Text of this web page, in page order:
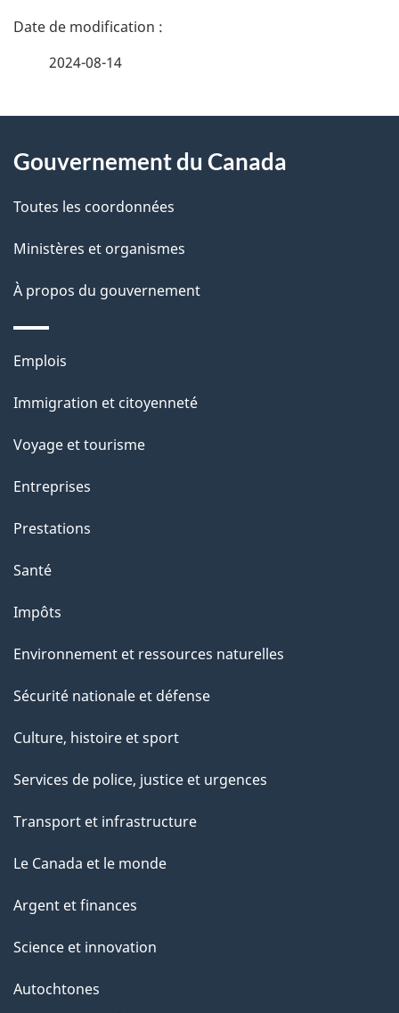
D
i
l
s
d
e
l
a
p
a
g
e
2024-08-14
propos
de
ce
site
Gouvernement du Canada
Toutes les coordonnées
Ministères et organismes
À propos du gouvernement
Thèmes
sujets
Emplois
Immigration et citoyenneté
Voyage et tourisme
Entreprises
Prestations
Santé
Impôts
Environnement et ressources naturelles
Sécurité nationale et défense
Culture, histoire et sport
Services de police, justice et urgences
Transport et infrastructure
Le Canada et le monde
Argent et finances
Science et innovation
Autochtones